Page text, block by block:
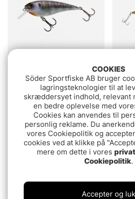
Vurdering:(7)
4.9 ud af 5 stjerner
Westin RawBite 17cm
100g Low Floating
134.90 DKK
COOKIES
Söder Sportfiske AB bruger
lagringsteknologier til at
skræddersyet indhold, relevant
en bedre oplevelse med
Cookies kan anvendes til
personlig reklame. Du
vores Cookiepolitik og
cookies ved at klikke på
mere om dette i vores
Cookiepolitik.
Accepter og luk